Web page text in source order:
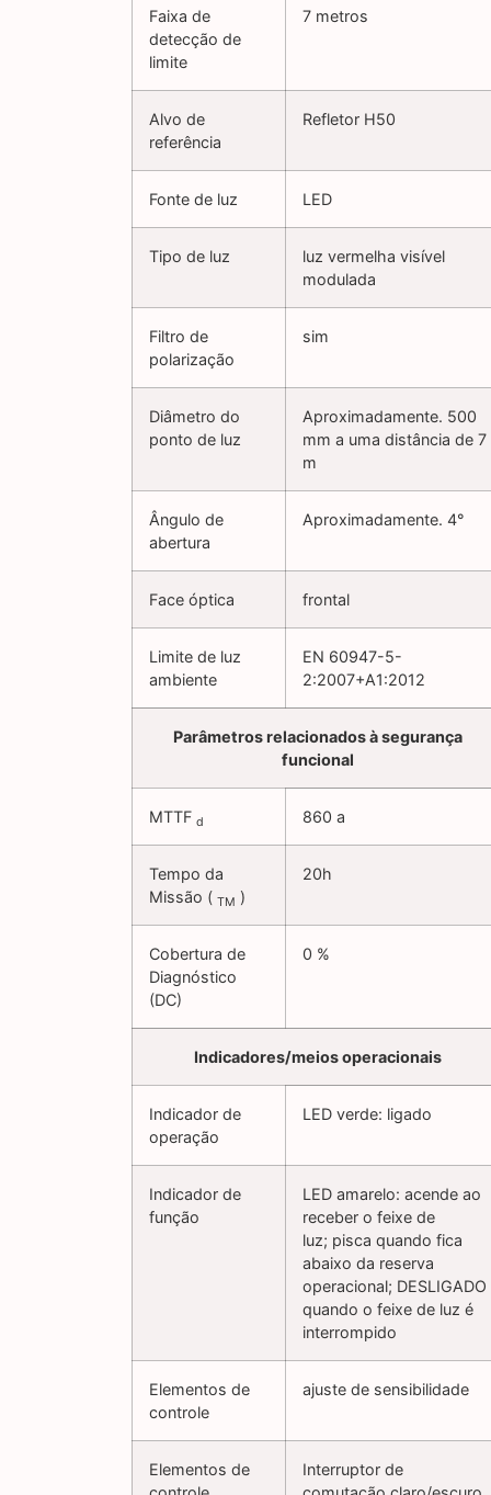
Faixa de
detecção de
limite
7 metros
Alvo de
referência
Refletor H50
Fonte de luz LED
Tipo de luz
luz vermelha visível
modulada
Filtro de
polarização
sim
Diâmetro do
ponto de luz
Aproximadamente. 500
mm a uma distância de 7
m
Ângulo de
abertura
Aproximadamente. 4°
Face óptica frontal
Limite de luz
ambiente
EN 60947-5-
2:2007+A1:2012
Parâmetros relacionados à segurança
funcional
MTTF d 860 a
Tempo da
Missão ( TM )
20h
Cobertura de
Diagnóstico
(DC)
0 %
Indicadores/meios operacionais
Indicador de
operação
LED verde: ligado
Indicador de
função
LED amarelo: acende ao
receber o feixe de
luz; pisca quando fica
abaixo da reserva
operacional; DESLIGADO
quando o feixe de luz é
interrompido
Elementos de
controle
ajuste de sensibilidade
Elementos de
Interruptor de